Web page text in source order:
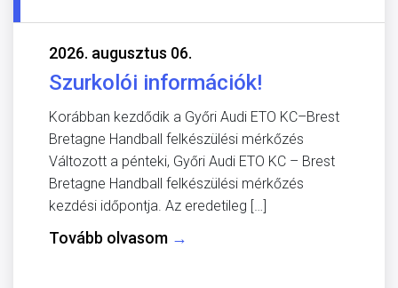
2026. augusztus 06.
Szurkolói információk!
Korábban kezdődik a Győri Audi ETO KC–Brest
Bretagne Handball felkészülési mérkőzés
Változott a pénteki, Győri Audi ETO KC – Brest
Bretagne Handball felkészülési mérkőzés
kezdési időpontja. Az eredetileg […]
Tovább olvasom →